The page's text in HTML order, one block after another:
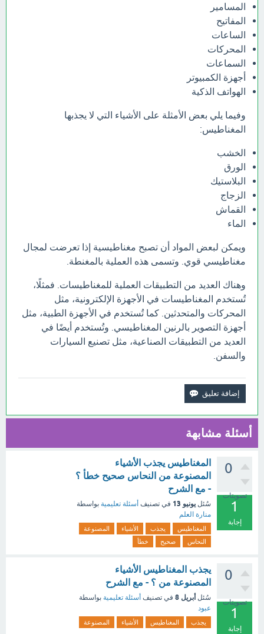
المسامير
المفاتيح
الساعات
المحركات
السماعات
أجهزة الكمبيوتر
الهواتف الذكية
وفيما يلي بعض الأمثلة على الأشياء التي لا يجذبها
المغناطيس:
الخشب
الورق
البلاستيك
الزجاج
القماش
الماء
ويمكن لبعض المواد أن تصبح مغناطيسية إذا تعرضت لمجال
مغناطيسي قوي. وتسمى هذه العملية بالمغنطة.
وهناك العديد من التطبيقات العملية للمغناطيسات. فمثلًا،
تُستخدم المغناطيسات في الأجهزة الإلكترونية، مثل
المحركات والمتحدثين. كما تُستخدم في الأجهزة الطبية، مثل
أجهزة التصوير بالرنين المغناطيسي. وتُستخدم أيضًا في
العديد من التطبيقات الصناعية، مثل تصنيع السيارات
والسفن.
أسئلة مشابهة
0
تصويتات
1
إجابة
المغناطيس يجذب الأشياء
المصنوعة من النحاس صحيح خطأ ؟
- مع الشرح
سُئل يونيو 13 في تصنيف أسئلة تعليمية بواسطة
منارة العلم
المغناطيس يجذب الأشياء
المصنوعة
النحاس
صحيح خطأ
0
تصويتات
1
إجابة
يجذب المغناطيس الأشياء
المصنوعة من ؟ - مع الشرح
سُئل أبريل 8 في تصنيف أسئلة تعليمية بواسطة
عبود
يجذب المغناطيس الأشياء المصنوعة